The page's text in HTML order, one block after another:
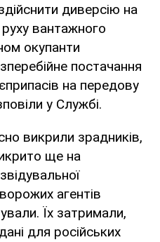
диверсію на
руху вантажного
окупанти
постачання
на передову
у Службі.
викрили зрадників,
ще на
агентів
Їх затримали,
для російських